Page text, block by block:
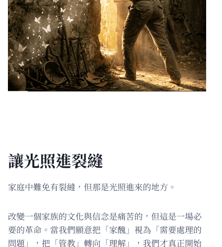
讓光照進裂縫
家庭中難免有裂縫，但那是光照進來的地方。
改變一個家族的文化與信念是痛苦的，但這是一場必
要的革命。當我們願意把「家醜」視為「需要處理的
問題」，把「管教」轉向「理解」，我們才真正開始